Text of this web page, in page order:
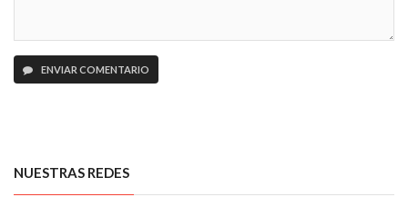
ENVIAR COMENTARIO
NUESTRAS REDES